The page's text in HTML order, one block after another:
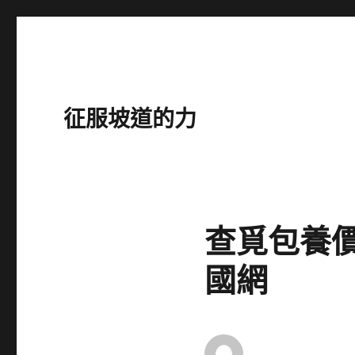
征服坡道的力
查覓包養
國網